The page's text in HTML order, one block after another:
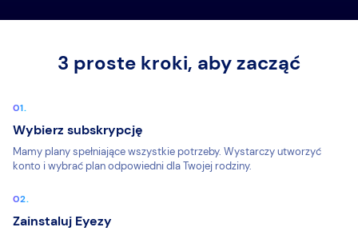
3 proste kroki, aby zacząć
Wybierz subskrypcję
Mamy plany spełniające wszystkie potrzeby. Wystarczy utworzyć
konto i wybrać plan odpowiedni dla Twojej rodziny.
Zainstaluj Eyezy